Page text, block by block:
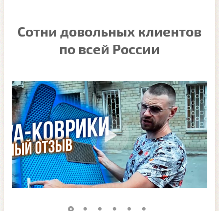
Сотни довольных клиентов
по всей России